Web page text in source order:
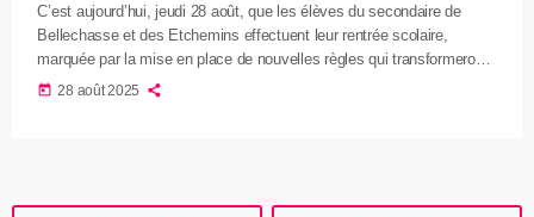
C’est aujourd’hui, jeudi 28 août, que les élèves du secondaire de
Bellechasse et des Etchemins effectuent leur rentrée scolaire,
marquée par la mise en place de nouvelles règles qui transformeront
leur quotidien. Dès maintenant, l’usage du cellulaire, des écouteurs et
today 28 août 2025